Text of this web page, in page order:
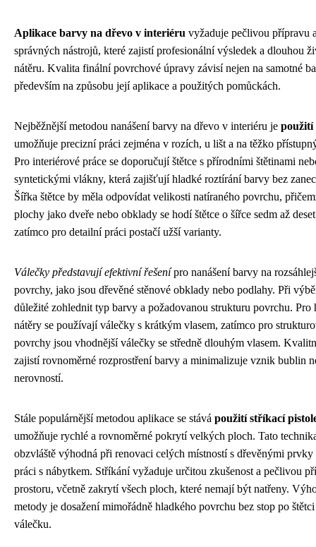
Aplikace barvy na dřevo v interiéru vyžaduje pečlivou přípravu
správných nástrojů, které zajistí profesionální výsledek a dlouhou
nátěru. Kvalita finální povrchové úpravy závisí nejen na samotné
především na způsobu její aplikace a použitých pomůckách.
Nejběžnější metodou nanášení barvy na dřevo v interiéru je použití
umožňuje precizní práci zejména v rozích, u lišt a na těžko
Pro interiérové práce se doporučují štětce s přírodními štětinami
syntetickými vlákny, která zajišťují hladké roztírání barvy bez
Šířka štětce by měla odpovídat velikosti natíraného povrchu,
plochy jako dveře nebo obklady se hodí štětce o šířce sedm až
zatímco pro detailní práci postačí užší varianty.
Válečky představují efektivní řešenípro nanášení barvy na
povrchy, jako jsou dřevěné stěnové obklady nebo podlahy. Při
důležité zohlednit typ barvy a požadovanou strukturu povrchu. Pro
nátěry se používají válečky s krátkým vlasem, zatímco pro
povrchy jsou vhodnější válečky se středně dlouhým vlasem.
zajistí rovnoměrné rozprostření barvy a minimalizuje vznik bublin
nerovností.
Stále populárnější metodou aplikace se stává použití stříkací
umožňuje rychlé a rovnoměrné pokrytí velkých ploch. Tato
obzvláště výhodná při renovaci celých místností s dřevěnými prvky
práci s nábytkem. Stříkání vyžaduje určitou zkušenost a pečlivou
prostoru, včetně zakrytí všech ploch, které nemají být natřeny.
metody je dosažení mimořádně hladkého povrchu bez stop po
válečku.